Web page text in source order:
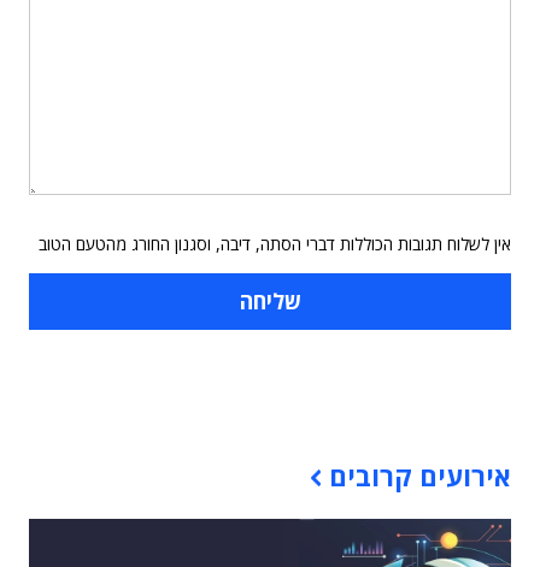
אין לשלוח תגובות הכוללות דברי הסתה, דיבה, וסגנון החורג מהטעם הטוב
אירועים קרובים